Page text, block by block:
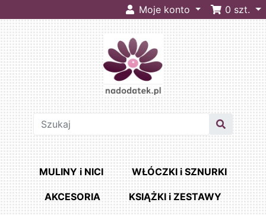
Moje konto 0 szt.
MULINY i NICI WŁÓCZKI i SZNURKI
AKCESORIA KSIĄŻKI i ZESTAWY